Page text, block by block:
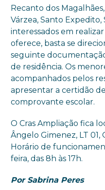
Recanto dos
Várzea, Santo Expedito,
interessados em
oferece, basta se
seguinte
de residência. Os
acompanhados pelos
apresentar a certidão
comprovante escolar.
O Cras Ampliação fica
Ângelo Gimenez, LT 01,
Horário de
feira, das 8h às 17h.
Por Sabrina Peres